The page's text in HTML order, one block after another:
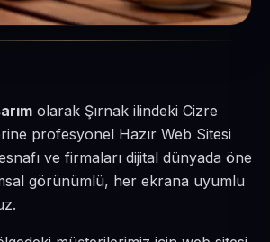
olarak Şırnak ilindeki Cizre
profesyonel Hazır Web Sitesi
ve firmaları dijital dünyada öne
görünümlü, her ekrana uyumlu